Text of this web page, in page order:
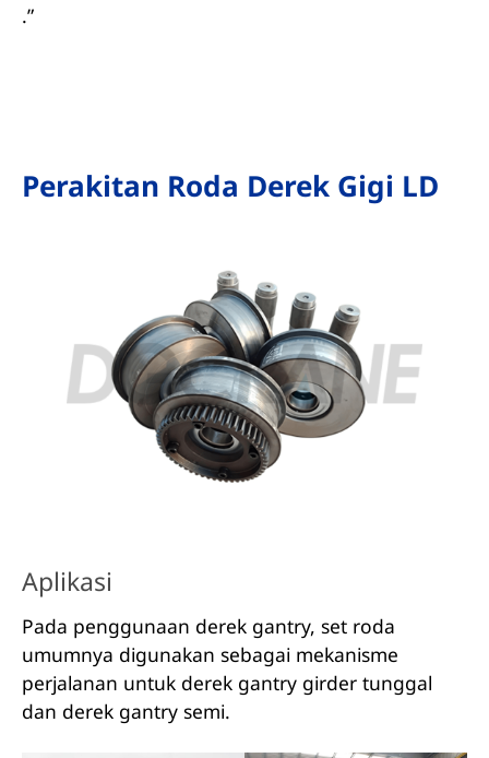
.”
Perakitan Roda Derek Gigi LD
Aplikasi
Pada penggunaan derek gantry, set roda
umumnya digunakan sebagai mekanisme
perjalanan untuk derek gantry girder tunggal
dan derek gantry semi.